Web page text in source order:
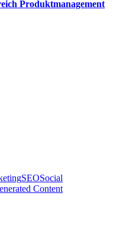
Produktmanagement
SEOSocial
Content